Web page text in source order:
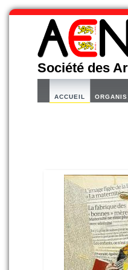
Société des
ACCUEIL